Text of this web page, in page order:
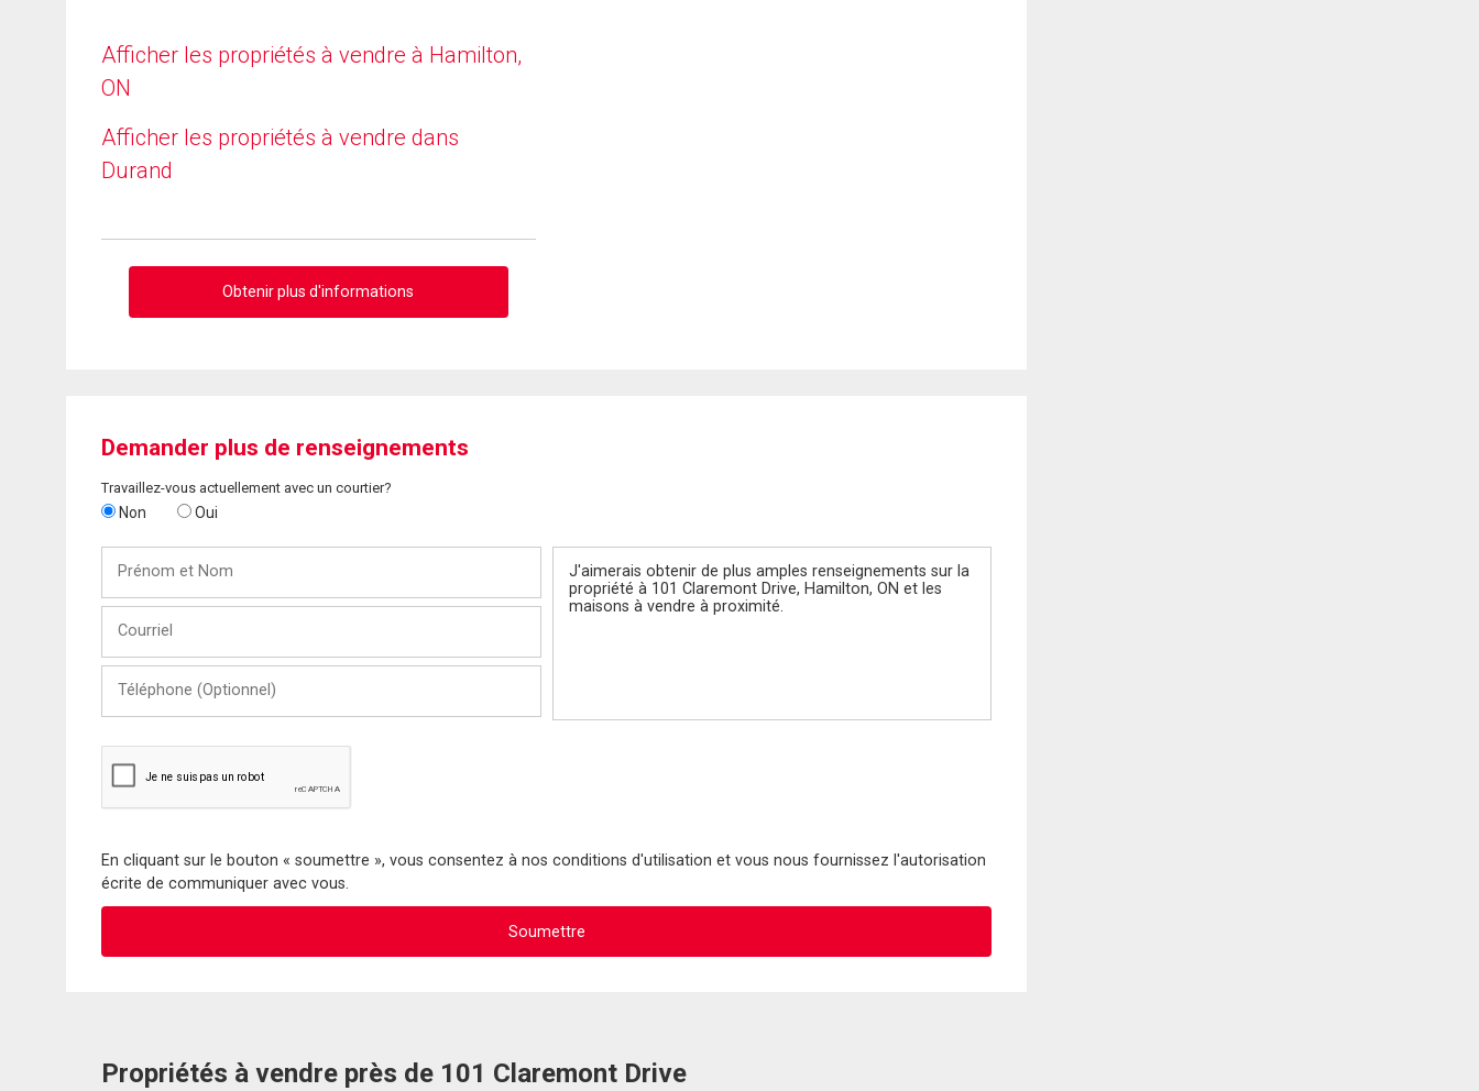
Afficher les propriétés à vendre à Hamilton,
ON
Afficher les propriétés à vendre dans
Durand
Obtenir plus d'informations
Demander plus de renseignements
Travaillez-vous actuellement avec un courtier?
Non Oui
Nom
(Optionnel)
En cliquant sur le bouton « soumettre », vous consentez à nos conditions d'utilisation et vous nous fournissez l'autorisation
écrite de communiquer avec vous.
Propriétés à vendre près de 101 Claremont Drive